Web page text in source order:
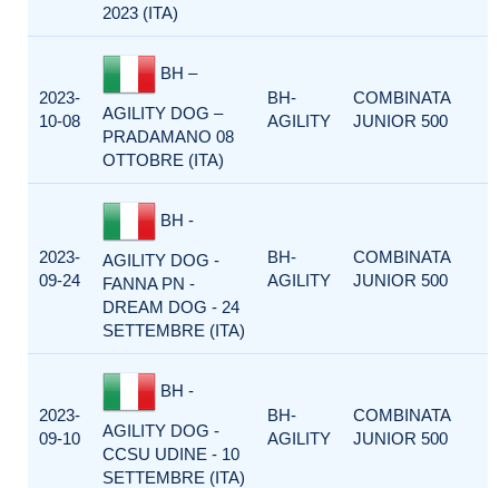
2023 (ITA)
2023-
10-08
BH –
AGILITY DOG –
PRADAMANO 08
OTTOBRE (ITA)
BH-
AGILITY
COMBINATA
JUNIOR 500
2023-
09-24
BH -
AGILITY DOG -
FANNA PN -
DREAM DOG - 24
SETTEMBRE (ITA)
BH-
AGILITY
COMBINATA
JUNIOR 500
2023-
09-10
BH -
AGILITY DOG -
CCSU UDINE - 10
SETTEMBRE (ITA)
BH-
AGILITY
COMBINATA
JUNIOR 500